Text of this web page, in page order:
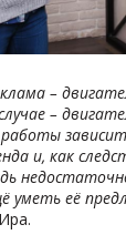
–
–
и, как
уметь её